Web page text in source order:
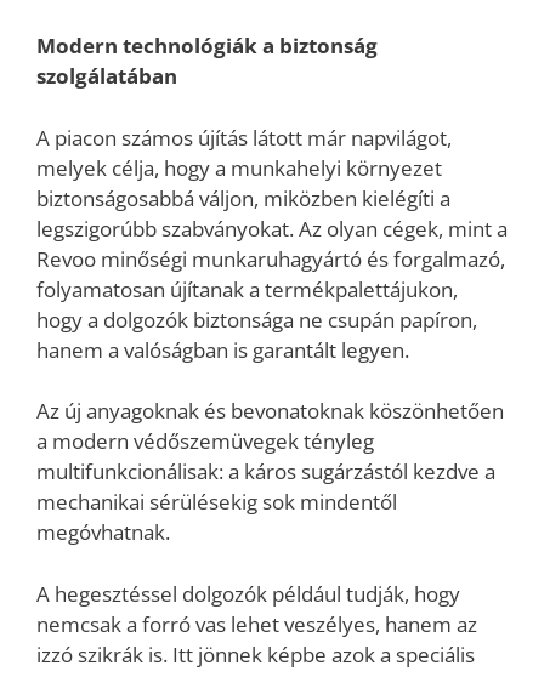
Modern technológiák a biztonság
szolgálatában
A piacon számos újítás látott már napvilágot,
melyek célja, hogy a munkahelyi környezet
biztonságosabbá váljon, miközben kielégíti a
legszigorúbb szabványokat. Az olyan cégek, mint a
Revoo minőségi munkaruhagyártó és forgalmazó,
folyamatosan újítanak a termékpalettájukon,
hogy a dolgozók biztonsága ne csupán papíron,
hanem a valóságban is garantált legyen.
Az új anyagoknak és bevonatoknak köszönhetően
a modern védőszemüvegek tényleg
multifunkcionálisak: a káros sugárzástól kezdve a
mechanikai sérülésekig sok mindentől
megóvhatnak.
A hegesztéssel dolgozók például tudják, hogy
nemcsak a forró vas lehet veszélyes, hanem az
izzó szikrák is. Itt jönnek képbe azok a speciális